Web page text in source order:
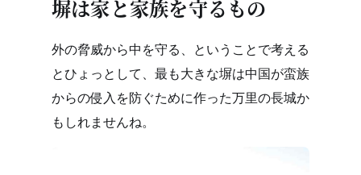
塀は家と家族を守るもの
外の脅威から中を守る、ということで考える
とひょっとして、最も大きな塀は中国が蛮族
からの侵入を防ぐために作った万里の長城か
もしれませんね。